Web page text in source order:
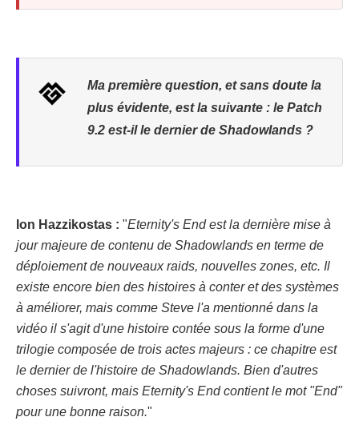
Ma première question, et sans doute la
plus évidente, est la suivante : le Patch
9.2 est-il le dernier de Shadowlands ?
Ion Hazzikostas : "Eternity's End est la dernière mise à
jour majeure de contenu de Shadowlands en terme de
déploiement de nouveaux raids, nouvelles zones, etc. Il
existe encore bien des histoires à conter et des systèmes
à améliorer, mais comme Steve l'a mentionné dans la
vidéo il s'agit d'une histoire contée sous la forme d'une
trilogie composée de trois actes majeurs : ce chapitre est
le dernier de l'histoire de Shadowlands. Bien d'autres
choses suivront, mais Eternity's End contient le mot "End"
pour une bonne raison."